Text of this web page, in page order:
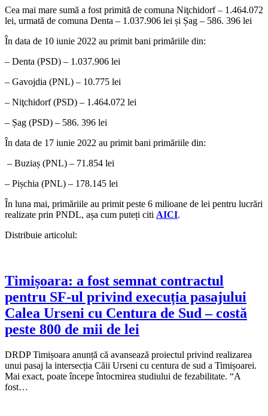
Cea mai mare sumă a fost primită de comuna Niţchidorf – 1.464.072
lei, urmată de comuna Denta – 1.037.906 lei și Șag – 586. 396 lei
În data de 10 iunie 2022 au primit bani primăriile din:
– Denta (PSD) – 1.037.906 lei
– Gavojdia (PNL) – 10.775 lei
– Niţchidorf (PSD) – 1.464.072 lei
– Șag (PSD) – 586. 396 lei
În data de 17 iunie 2022 au primit bani primăriile din:
– Buziaș (PNL) – 71.854 lei
– Pișchia (PNL) – 178.145 lei
În luna mai, primăriile au primit peste 6 milioane de lei pentru lucrări
realizate prin PNDL, așa cum puteți citi AICI.
Distribuie articolul:
Timișoara: a fost semnat contractul
pentru SF-ul privind execuția pasajului
Calea Urseni cu Centura de Sud – costă
peste 800 de mii de lei
DRDP Timișoara anunță că avansează proiectul privind realizarea
unui pasaj la intersecția Căii Urseni cu centura de sud a Timișoarei.
Mai exact, poate începe întocmirea studiului de fezabilitate. “A
fost…